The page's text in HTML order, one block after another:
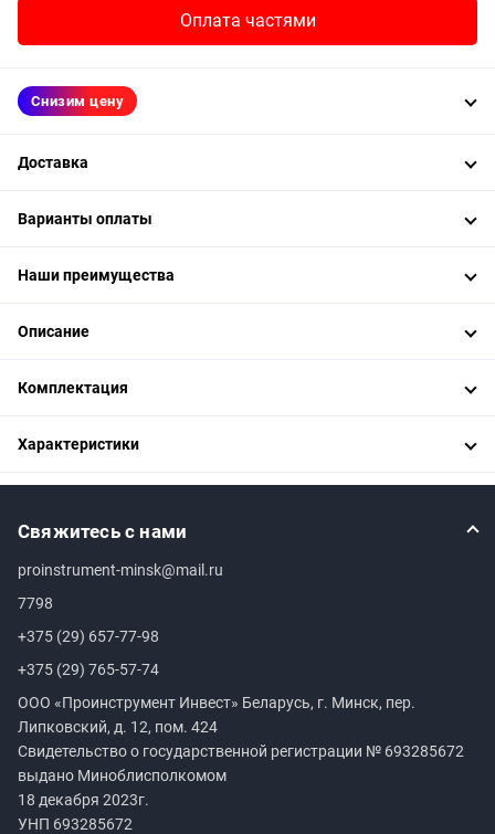
Оплата частями
Снизим цену
Доставка
Варианты оплаты
Наши преимущества
Описание
Комплектация
Характеристики
Свяжитесь с нами
proinstrument-minsk@mail.ru
7798
+375 (29) 657-77-98
+375 (29) 765-57-74
ООО «Проинструмент Инвест» Беларусь, г. Минск, пер.
Липковский, д. 12, пом. 424
Свидетельство о государственной регистрации № 693285672
выдано Миноблисполкомом
18 декабря 2023г.
УНП 693285672